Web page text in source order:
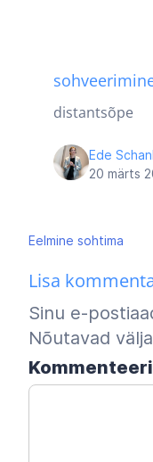
distantsõpe
Ede
20 märts
Eelmine sohtima
Lisa
Sinu e-
Nõutavad
Kommenteeri